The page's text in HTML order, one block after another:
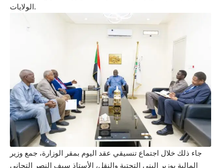
الولايات.
جاء ذلك خلال اجتماع تنسيقي عقد اليوم بمقر الوزارة، جمع وزير
المالية بوزير البنى التحتية والنقل، الأستاذ سيف النصر التجاني